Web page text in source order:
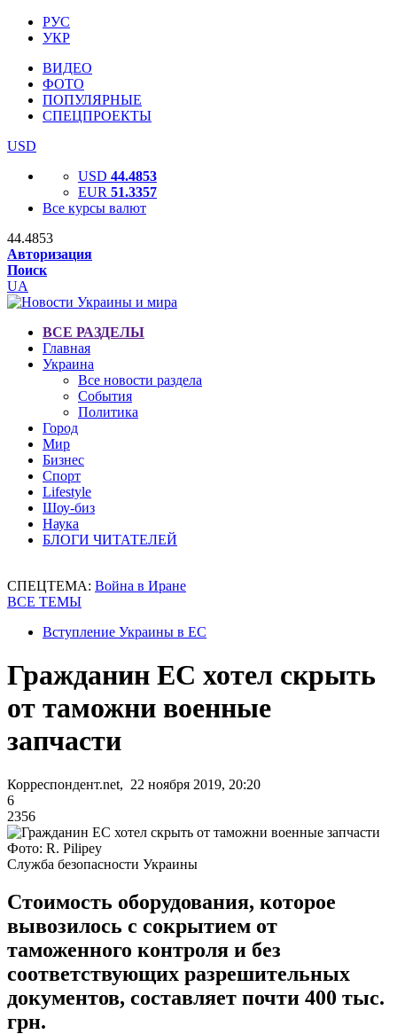
РУС
УКР
ВИДЕО
ФОТО
ПОПУЛЯРНЫЕ
СПЕЦПРОЕКТЫ
USD
USD 44.4853
EUR 51.3357
Все курсы валют
44.4853
Авторизация
Поиск
UA
ВСЕ РАЗДЕЛЫ
Главная
Украина
Все новости раздела
События
Политика
Город
Мир
Бизнес
Спорт
Lifestyle
Шоу-биз
Наука
БЛОГИ ЧИТАТЕЛЕЙ
СПЕЦТЕМА: Война в Иране
ВСЕ ТЕМЫ
Вступление Украины в ЕС
Гражданин ЕС хотел скрыть
от таможни военные
запчасти
Корреспондент.net, 22 ноября 2019, 20:20
6
2356
Фото: R. Pilipey
Служба безопасности Украины
Стоимость оборудования, которое
вывозилось с сокрытием от
таможенного контроля и без
соответствующих разрешительных
документов, составляет почти 400 тыс.
грн.